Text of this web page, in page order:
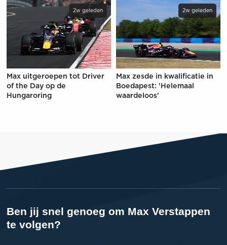
2w geleden
Max uitgeroepen tot Driver
of the Day op de
Hungaroring
2w geleden
Max zesde in kwalificatie in
Boedapest: 'Helemaal
waardeloos'
Ben jij snel genoeg om Max Verstappen
te volgen?